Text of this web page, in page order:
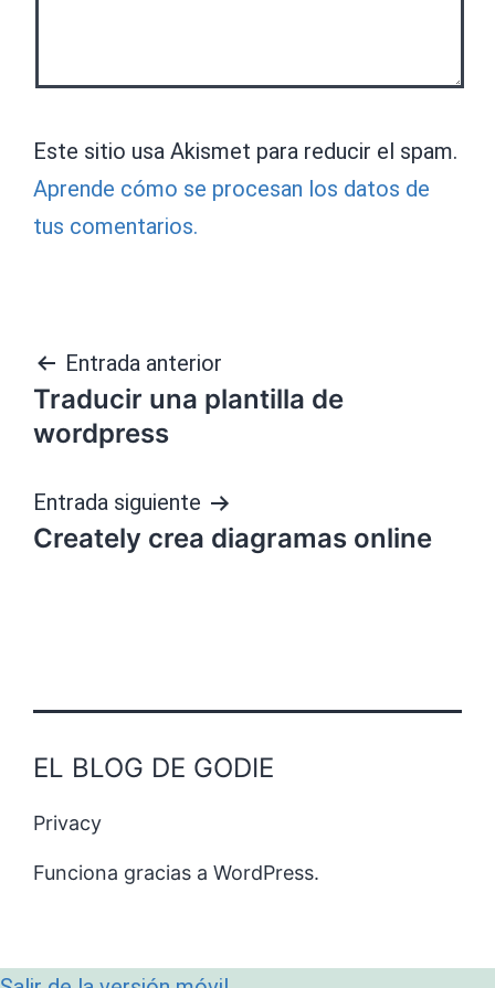
Este sitio usa Akismet para reducir el spam.
Aprende cómo se procesan los datos de
tus comentarios.
Navegación
de
Entrada anterior
Traducir una plantilla de
wordpress
Entrada siguiente
Creately crea diagramas online
EL BLOG DE GODIE
Privacy
Funciona gracias a WordPress.